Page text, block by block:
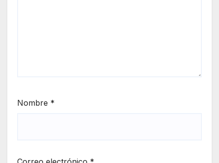
Nombre *